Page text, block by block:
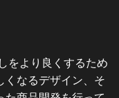
をより良くするため
くなるデザイン、そ